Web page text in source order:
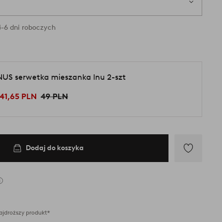
6 dni roboczych
serwetka mieszanka lnu 2-szt
41,65 PLN 49 PLN
Dodaj do koszyka
produkt*